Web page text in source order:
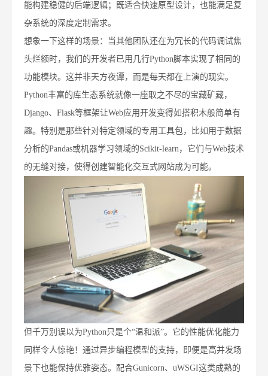
能构建稳健的后端逻辑；既适合快速原型设计，也能满足复
杂系统的深度定制需求。
想象一下这样的场景：当其他团队还在为冗长的代码调试焦
头烂额时，我们的开发者已用几行Python脚本实现了相同的
功能模块。这并非天方夜谭，而是每天都在上演的现实。
Python丰富的库生态系统就像一座取之不尽的宝藏矿藏，
Django、Flask等框架让Web应用开发变得如搭积木般简单有
趣。特别是那些针对特定领域的专用工具包，比如用于数据
分析的Pandas或机器学习领域的Scikit-learn，它们与Web技术
的无缝对接，使得创建智能化交互式网站成为可能。
但千万别误以为Python只是个“温和派”。它的性能优化能力
同样令人惊艳！通过异步编程模型的支持，即便是高并发场
景下也能保持优雅姿态。配合Gunicorn、uWSGI这类成熟的